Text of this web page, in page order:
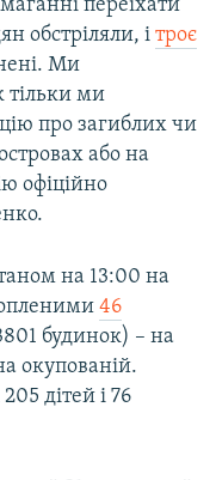
переїхати
обстріляли, і троє
Ми
тільки ми
про загиблих чи
або на
офіційно
на 13:00 на
46
будинок) – на
окупованій.
дітей і 76